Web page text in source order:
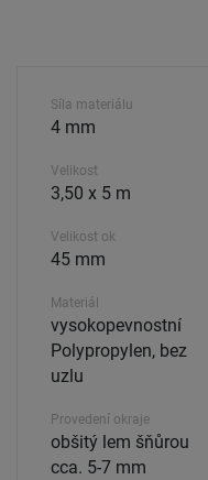
Síla materiálu
4 mm
Velikost
3,50 x 5 m
Velikost ok
45 mm
Materiál
vysokopevnostní
Polypropylen, bez
uzlu
Provedení okraje
obšitý lem šňůrou
cca. 5-7 mm